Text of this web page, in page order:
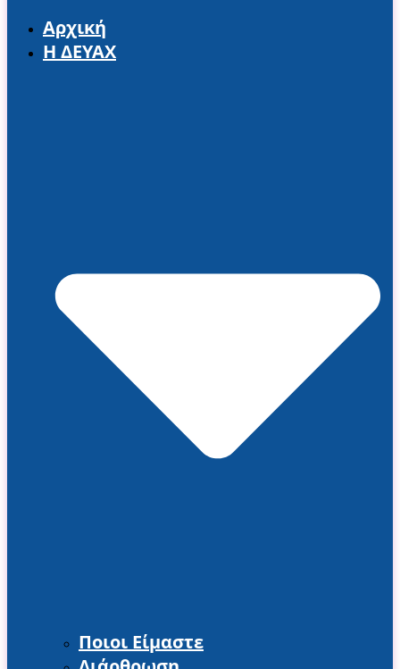
Αρχική
Η ΔΕΥΑΧ
Ποιοι Είμαστε